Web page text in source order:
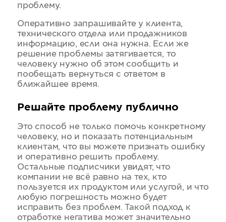
проблему.
Оперативно запрашивайте у клиента,
технического отдела или продажников
информацию, если она нужна. Если же
решение проблемы затягивается, то
человеку нужно об этом сообщить и
пообещать вернуться с ответом в
ближайшее время.
Решайте проблему публично
Это способ не только помочь конкретному
человеку, но и показать потенциальным
клиентам, что вы можете признать ошибку
и оперативно решить проблему.
Остальные подписчики увидят, что
компании не всё равно на тех, кто
пользуется их продуктом или услугой, и что
любую погрешность можно будет
исправить без проблем. Такой подход к
отработке негатива может значительно